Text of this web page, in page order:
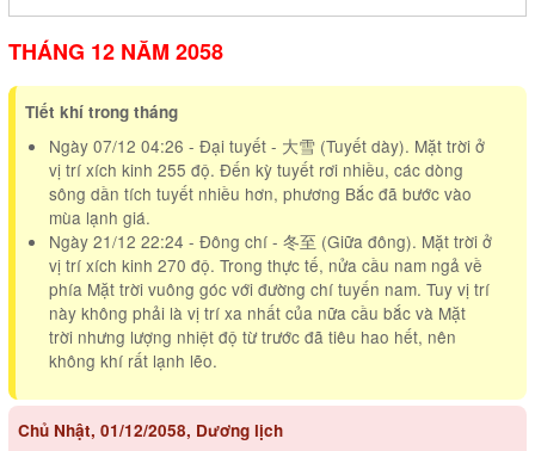
THÁNG 12 NĂM 2058
Tiết khí trong tháng
Ngày 07/12 04:26 - Đại tuyết - 大雪 (Tuyết dày). Mặt trời ở
vị trí xích kinh 255 độ. Đến kỳ tuyết rơi nhiều, các dòng
sông dần tích tuyết nhiều hơn, phương Bắc đã bước vào
mùa lạnh giá.
Ngày 21/12 22:24 - Đông chí - 冬至 (Giữa đông). Mặt trời ở
vị trí xích kinh 270 độ. Trong thực tế, nửa cầu nam ngả về
phía Mặt trời vuông góc với đường chí tuyến nam. Tuy vị trí
này không phải là vị trí xa nhất của nữa cầu bắc và Mặt
trời nhưng lượng nhiệt độ từ trước đã tiêu hao hết, nên
không khí rất lạnh lẽo.
Chủ Nhật, 01/12/2058, Dương lịch